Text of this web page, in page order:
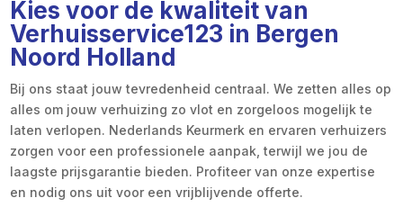
Kies voor de kwaliteit van
Verhuisservice123 in Bergen
Noord Holland
Bij ons staat jouw tevredenheid centraal. We zetten alles op
alles om jouw verhuizing zo vlot en zorgeloos mogelijk te
laten verlopen. Nederlands Keurmerk en ervaren verhuizers
zorgen voor een professionele aanpak, terwijl we jou de
laagste prijsgarantie bieden. Profiteer van onze expertise
en nodig ons uit voor een vrijblijvende offerte.